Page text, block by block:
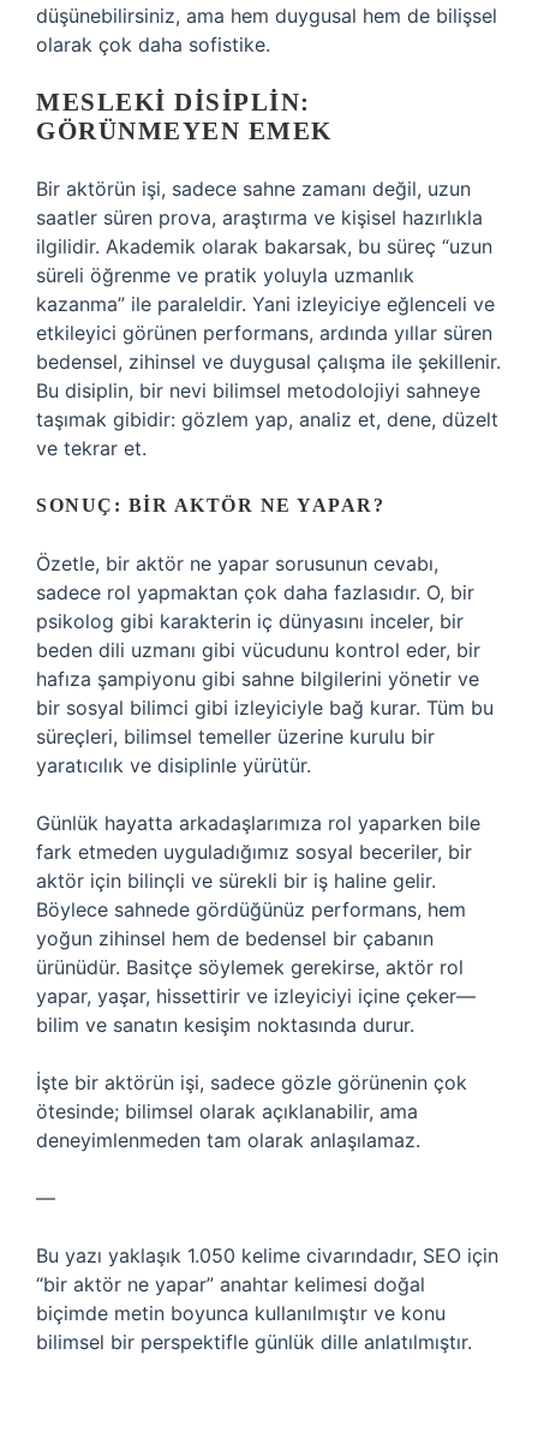
düşünebilirsiniz, ama hem duygusal hem de bilişsel
olarak çok daha sofistike.
MESLEKI DISIPLIN:
GÖRÜNMEYEN EMEK
Bir aktörün işi, sadece sahne zamanı değil, uzun
saatler süren prova, araştırma ve kişisel hazırlıkla
ilgilidir. Akademik olarak bakarsak, bu süreç “uzun
süreli öğrenme ve pratik yoluyla uzmanlık
kazanma” ile paraleldir. Yani izleyiciye eğlenceli ve
etkileyici görünen performans, ardında yıllar süren
bedensel, zihinsel ve duygusal çalışma ile şekillenir.
Bu disiplin, bir nevi bilimsel metodolojiyi sahneye
taşımak gibidir: gözlem yap, analiz et, dene, düzelt
ve tekrar et.
SONUÇ: BIR AKTÖR NE YAPAR?
Özetle, bir aktör ne yapar sorusunun cevabı,
sadece rol yapmaktan çok daha fazlasıdır. O, bir
psikolog gibi karakterin iç dünyasını inceler, bir
beden dili uzmanı gibi vücudunu kontrol eder, bir
hafıza şampiyonu gibi sahne bilgilerini yönetir ve
bir sosyal bilimci gibi izleyiciyle bağ kurar. Tüm bu
süreçleri, bilimsel temeller üzerine kurulu bir
yaratıcılık ve disiplinle yürütür.
Günlük hayatta arkadaşlarımıza rol yaparken bile
fark etmeden uyguladığımız sosyal beceriler, bir
aktör için bilinçli ve sürekli bir iş haline gelir.
Böylece sahnede gördüğünüz performans, hem
yoğun zihinsel hem de bedensel bir çabanın
ürünüdür. Basitçe söylemek gerekirse, aktör rol
yapar, yaşar, hissettirir ve izleyiciyi içine çeker—
bilim ve sanatın kesişim noktasında durur.
İşte bir aktörün işi, sadece gözle görünenin çok
ötesinde; bilimsel olarak açıklanabilir, ama
deneyimlenmeden tam olarak anlaşılamaz.
—
Bu yazı yaklaşık 1.050 kelime civarındadır, SEO için
“bir aktör ne yapar” anahtar kelimesi doğal
biçimde metin boyunca kullanılmıştır ve konu
bilimsel bir perspektifle günlük dille anlatılmıştır.